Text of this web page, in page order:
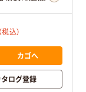
（税込）
カゴへ
ログ登録